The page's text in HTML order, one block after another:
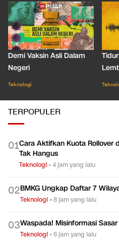
Demi Vaksin Asli Dalam
Negeri
Teknologi
TERPOPULER
01Cara Aktifkan Kuota Rollover
Tak Hangus
Teknologi •4 jam yang lalu
02BMKG Ungkap Daftar 7
Teknologi •8 jam yang lalu
03Waspada! Misinformasi
Teknologi •6 jam yang lalu